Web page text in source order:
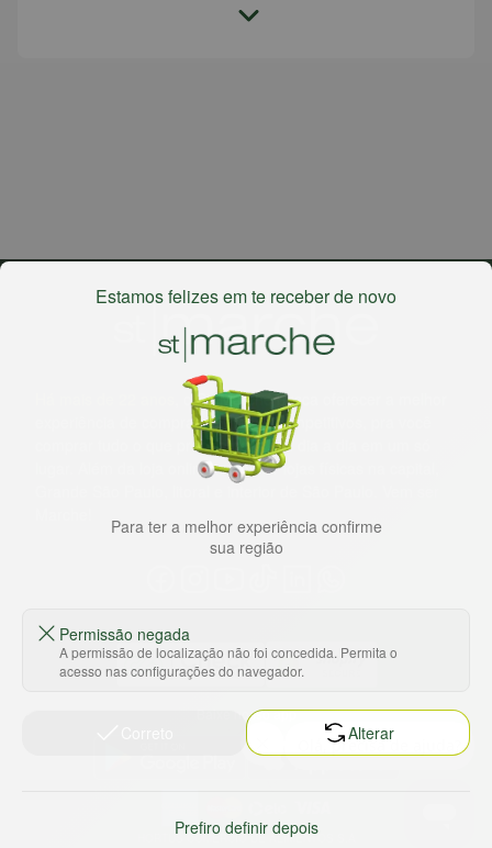
, o St. Marche busca oferecer a melhor
experiência de compras, a preços competitivos, pra você
comprar tudo o que precisa para seu dia a dia em um só
lugar. Além da loja online temos 31 lojas físicas na capital,
HORTUS COMERCIO DE ALIMENTOS S.A
Baixe nosso app
Estamos felizes em te receber de novo
Para ter a melhor experiência confirme
sua região
Permissão negada
A permissão de localização não foi concedida. Permita o
acesso nas configurações do navegador.
Alterar
Prefiro definir depois